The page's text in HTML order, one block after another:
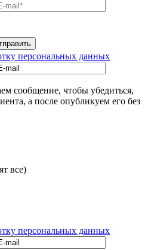
персональных данных
сообщение, чтобы убедиться,
а после опубликуем его без
все)
персональных данных